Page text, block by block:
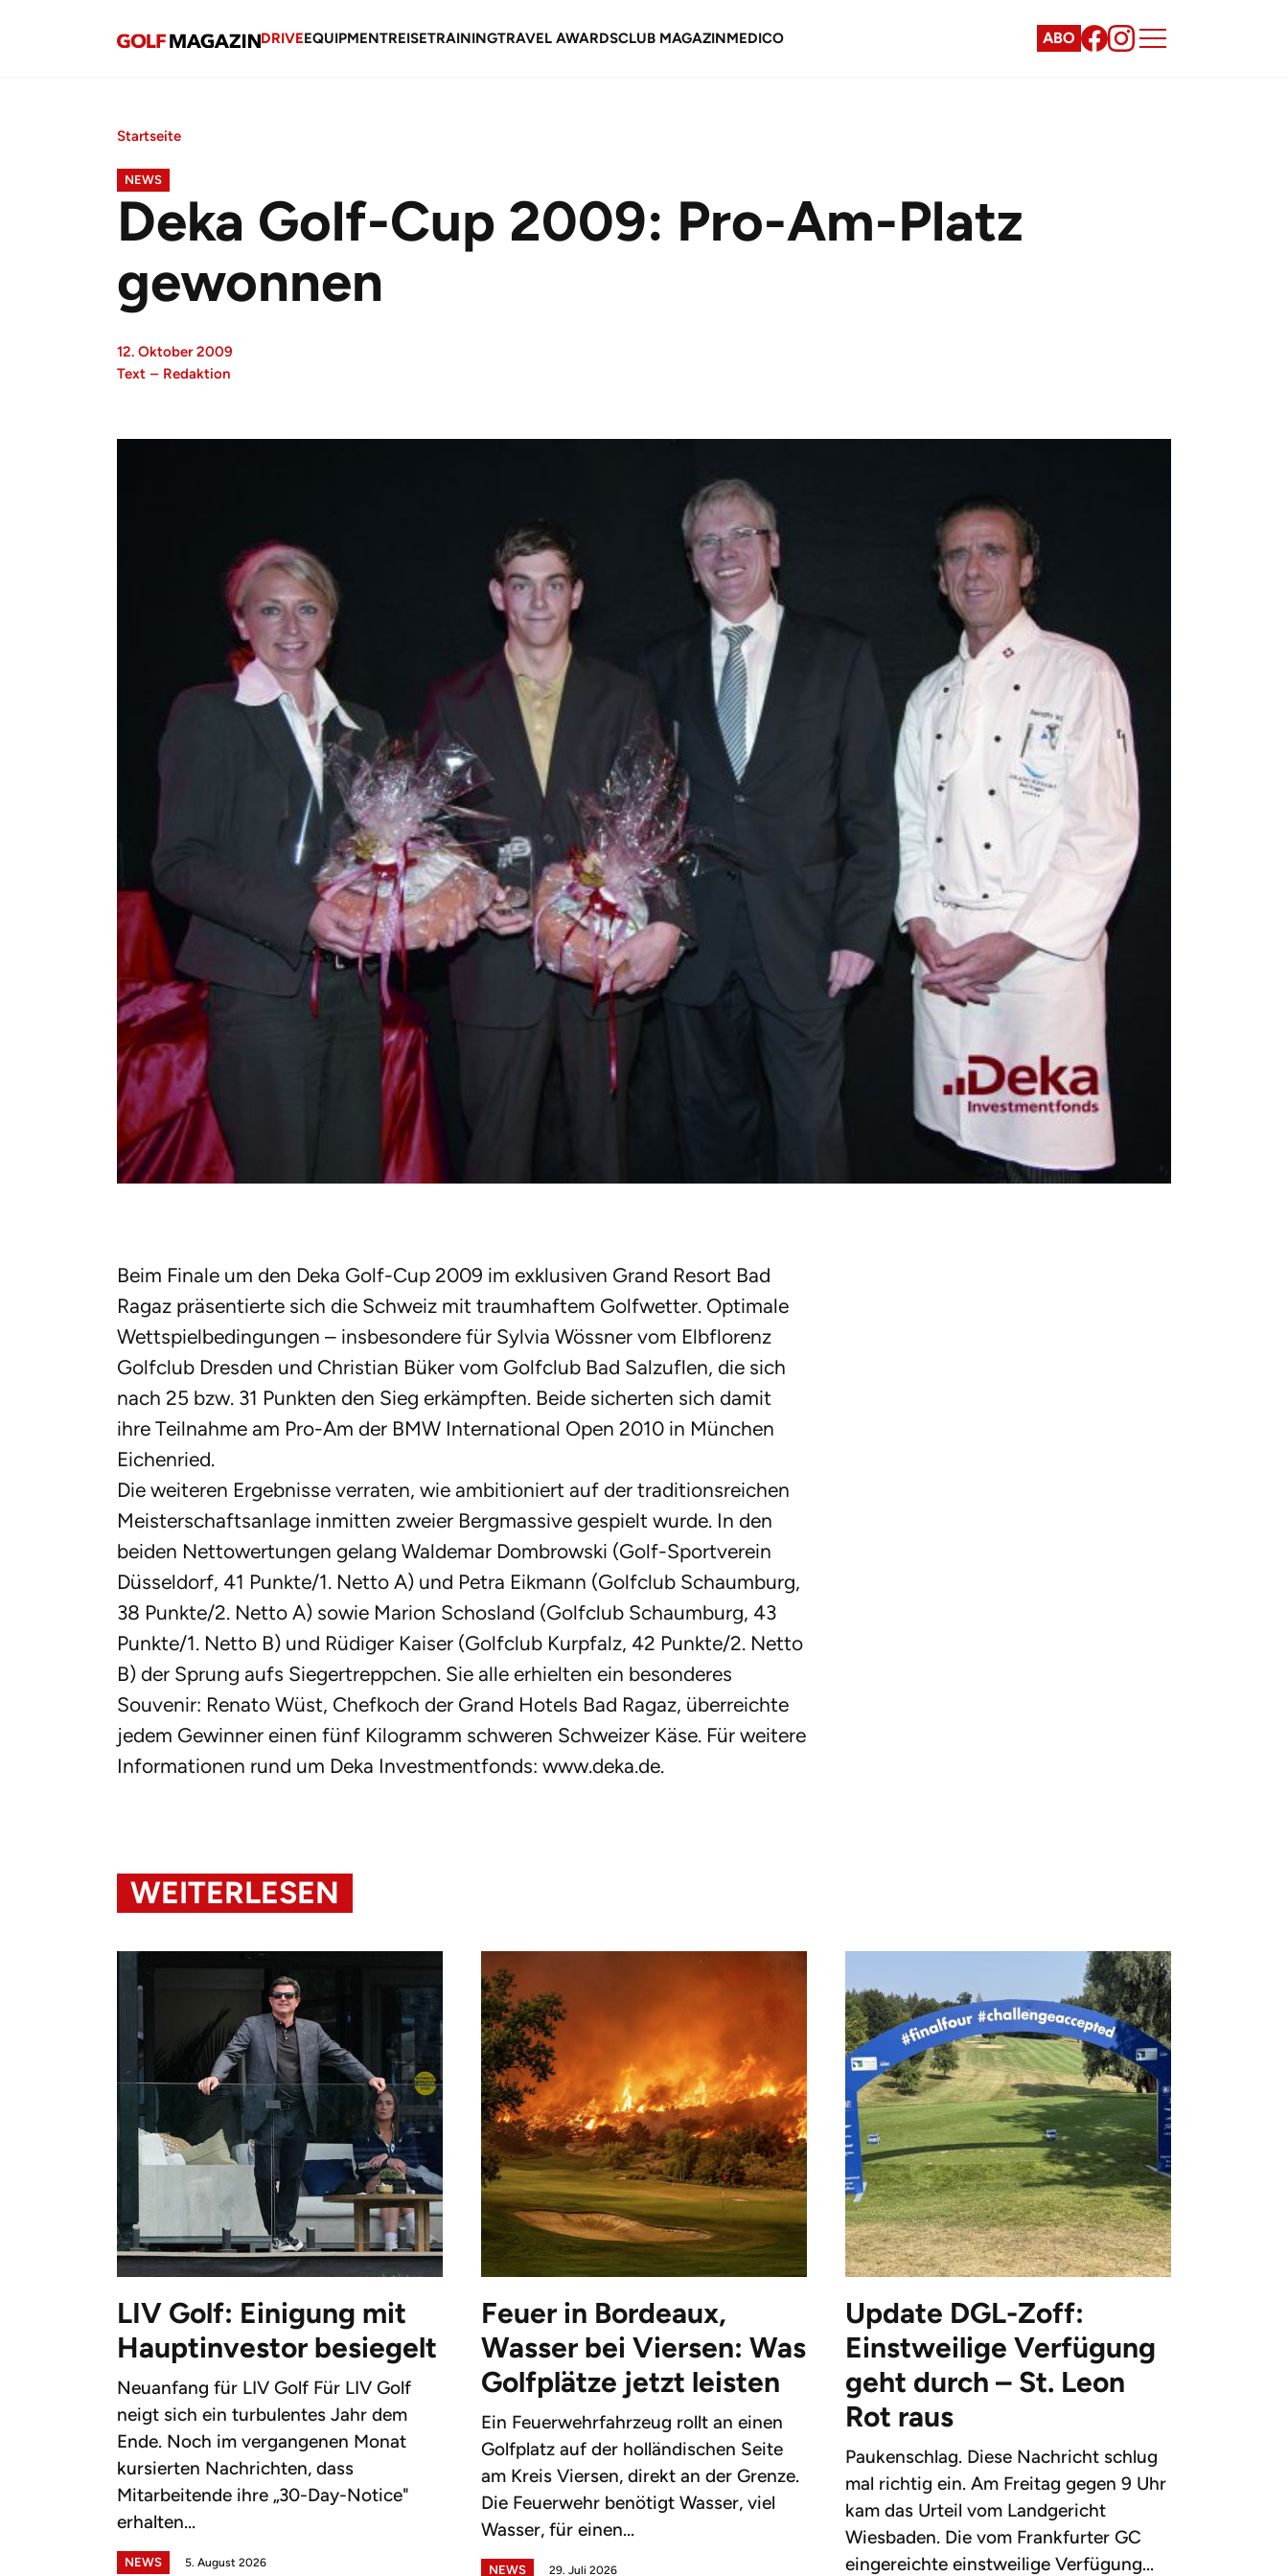
DRIVEEQUIPMENTREISETRAININGTRAVEL AWARDSCLUB MAGAZINMEDICO ABO
Startseite
NEWS
Deka Golf-Cup 2009: Pro-Am-Platz
gewonnen
12. Oktober 2009
Text – Redaktion
Beim Finale um den Deka Golf-Cup 2009 im exklusiven Grand Resort Bad
Ragaz präsentierte sich die Schweiz mit traumhaftem Golfwetter. Optimale
Wettspielbedingungen – insbesondere für Sylvia Wössner vom Elbflorenz
Golfclub Dresden und Christian Büker vom Golfclub Bad Salzuflen, die sich
nach 25 bzw. 31 Punkten den Sieg erkämpften. Beide sicherten sich damit
ihre Teilnahme am Pro-Am der BMW International Open 2010 in München
Eichenried.
Die weiteren Ergebnisse verraten, wie ambitioniert auf der traditionsreichen
Meisterschaftsanlage inmitten zweier Bergmassive gespielt wurde. In den
beiden Nettowertungen gelang Waldemar Dombrowski (Golf-Sportverein
Düsseldorf, 41 Punkte/1. Netto A) und Petra Eikmann (Golfclub Schaumburg,
38 Punkte/2. Netto A) sowie Marion Schosland (Golfclub Schaumburg, 43
Punkte/1. Netto B) und Rüdiger Kaiser (Golfclub Kurpfalz, 42 Punkte/2. Netto
B) der Sprung aufs Siegertreppchen. Sie alle erhielten ein besonderes
Souvenir: Renato Wüst, Chefkoch der Grand Hotels Bad Ragaz, überreichte
jedem Gewinner einen fünf Kilogramm schweren Schweizer Käse. Für weitere
Informationen rund um Deka Investmentfonds: www.deka.de.
WEITERLESEN
LIV Golf: Einigung mit
Hauptinvestor besiegelt
Neuanfang für LIV Golf Für LIV Golf
neigt sich ein turbulentes Jahr dem
Ende. Noch im vergangenen Monat
kursierten Nachrichten, dass
Mitarbeitende ihre „30-Day-Notice"
erhalten...
NEWS 5. August 2026
Feuer in Bordeaux,
Wasser bei Viersen: Was
Golfplätze jetzt leisten
Ein Feuerwehrfahrzeug rollt an einen
Golfplatz auf der holländischen Seite
am Kreis Viersen, direkt an der Grenze.
Die Feuerwehr benötigt Wasser, viel
Wasser, für einen...
NEWS 29. Juli 2026
Update DGL-Zoff:
Einstweilige Verfügung
geht durch – St. Leon
Rot raus
Paukenschlag. Diese Nachricht schlug
mal richtig ein. Am Freitag gegen 9 Uhr
kam das Urteil vom Landgericht
Wiesbaden. Die vom Frankfurter GC
eingereichte einstweilige Verfügung...